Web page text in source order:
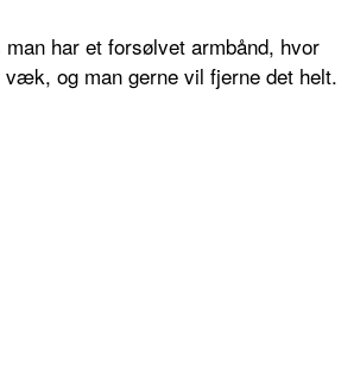
har et forsølvet armbånd, hvor
og man gerne vil fjerne det helt.